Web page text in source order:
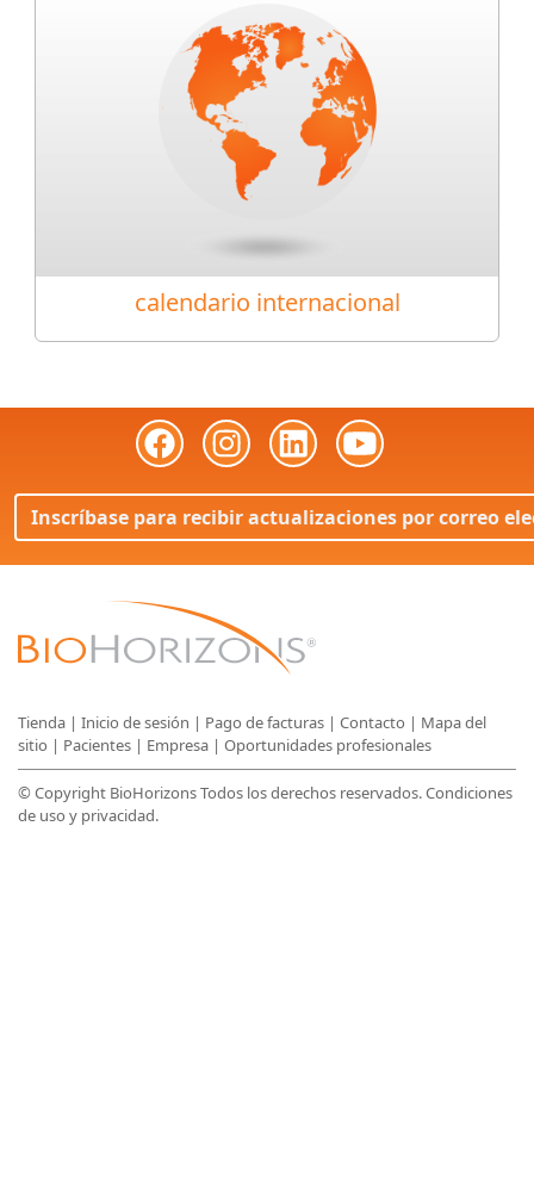
calendario internacional
Inscríbase para recibir actualizaciones por correo
Tienda | Inicio de sesión | Pago de facturas | Contacto | Mapa del
sitio | Pacientes | Empresa | Oportunidades profesionales
© Copyright BioHorizons Todos los derechos reservados.Condiciones
de uso y privacidad.